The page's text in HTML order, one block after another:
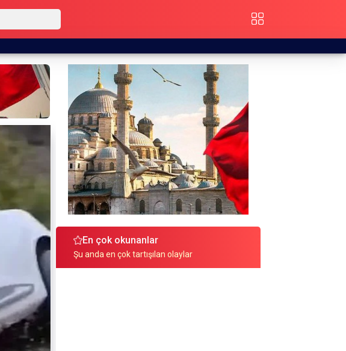
En çok okunanlar
Şu anda en çok tartışılan olaylar